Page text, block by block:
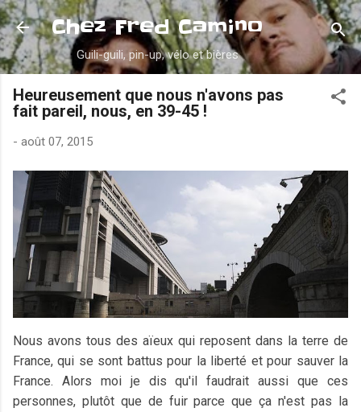
Accéder au contenu principal
Chez Fred Camino
Guili-guili, pin-up, vélo et bières
Heureusement que nous n'avons pas
fait pareil, nous, en 39-45 !
- août 07, 2015
Nous avons tous des aïeux qui reposent dans la terre de
France, qui se sont battus pour la liberté et pour sauver la
France. Alors moi je dis qu'il faudrait aussi que ces
personnes, plutôt que de fuir parce que ça n'est pas la